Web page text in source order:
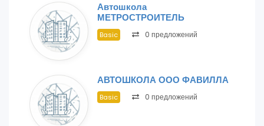
Автошкола
МЕТРОСТРОИТЕЛЬ
Basic 0 предложений
АВТОШКОЛА ООО ФАВИЛЛА
Basic 0 предложений